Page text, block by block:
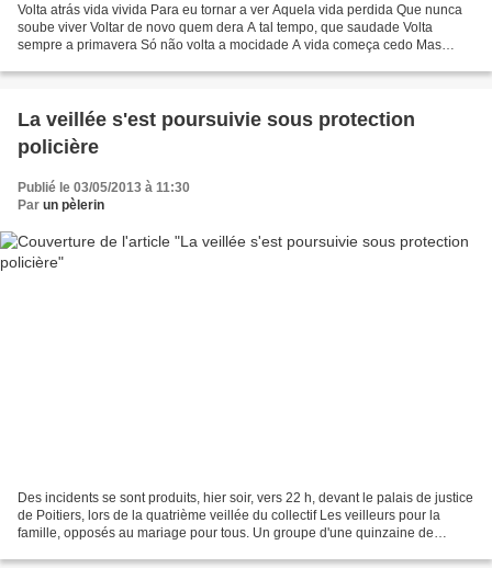
Volta atrás vida vivida Para eu tornar a ver Aquela vida perdida Que nunca
soube viver Voltar de novo quem dera A tal tempo, que saudade Volta
sempre a primavera Só não volta a mocidade A vida começa cedo Mas
La veillée s'est poursuivie sous protection
policière
Publié le 03/05/2013 à 11:30
Par un pèlerin
Des incidents se sont produits, hier soir, vers 22 h, devant le palais de justice
de Poitiers, lors de la quatrième veillée du collectif Les veilleurs pour la
famille, opposés au mariage pour tous. Un groupe d'une quinzaine de